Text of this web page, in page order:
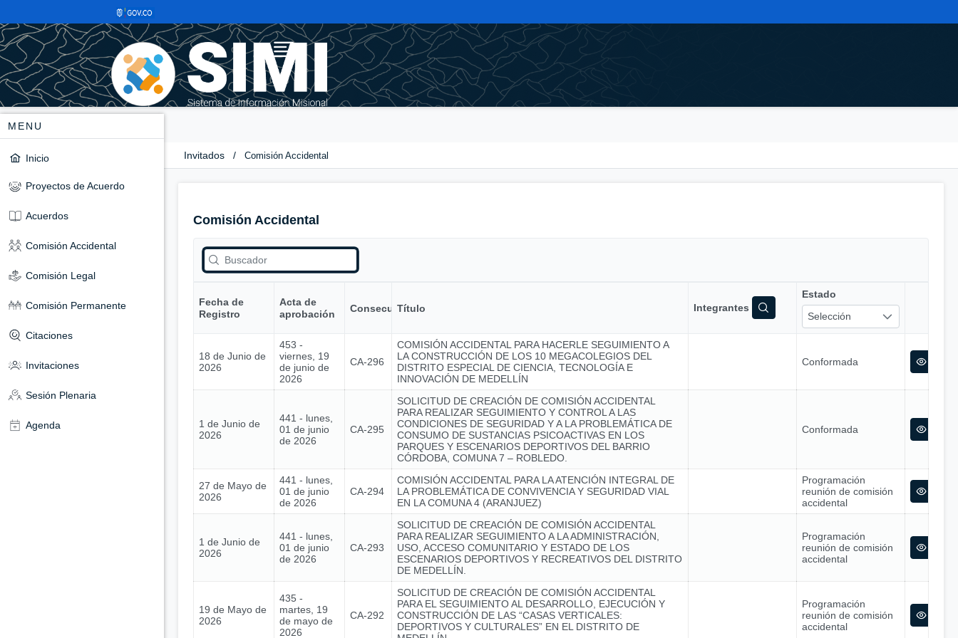
MENU
Inicio
Proyectos de Acuerdo
Acuerdos
Comisión Accidental
Comisión Legal
Comisión Permanente
Citaciones
Invitaciones
Sesión Plenaria
Agenda
Invitados / Comisión Accidental
Comisión Accidental
Fecha de
Registro
Acta de
aprobación
ConsecutivoTítulo Integrantes
Estado
Selección
18 de Junio de
2026
453 -
viernes, 19
de junio de
2026
CA-296
COMISIÓN ACCIDENTAL PARA HACERLE SEGUIMIENTO A
LA CONSTRUCCIÓN DE LOS 10 MEGACOLEGIOS DEL
DISTRITO ESPECIAL DE CIENCIA, TECNOLOGÍA E
INNOVACIÓN DE MEDELLÍN
Conformada
1 de Junio de
2026
441 - lunes,
01 de junio
de 2026
CA-295
SOLICITUD DE CREACIÓN DE COMISIÓN ACCIDENTAL
PARA REALIZAR SEGUIMIENTO Y CONTROL A LAS
CONDICIONES DE SEGURIDAD Y A LA PROBLEMÁTICA DE
CONSUMO DE SUSTANCIAS PSICOACTIVAS EN LOS
PARQUES Y ESCENARIOS DEPORTIVOS DEL BARRIO
CÓRDOBA, COMUNA 7 – ROBLEDO.
Conformada
27 de Mayo de
2026
441 - lunes,
01 de junio
de 2026
CA-294
COMISIÓN ACCIDENTAL PARA LA ATENCIÓN INTEGRAL DE
LA PROBLEMÁTICA DE CONVIVENCIA Y SEGURIDAD VIAL
EN LA COMUNA 4 (ARANJUEZ)
Programación
reunión de comisión
accidental
1 de Junio de
2026
441 - lunes,
01 de junio
de 2026
CA-293
SOLICITUD DE CREACIÓN DE COMISIÓN ACCIDENTAL
PARA REALIZAR SEGUIMIENTO A LA ADMINISTRACIÓN,
USO, ACCESO COMUNITARIO Y ESTADO DE LOS
ESCENARIOS DEPORTIVOS Y RECREATIVOS DEL DISTRITO
DE MEDELLÍN.
Programación
reunión de comisión
accidental
19 de Mayo de
2026
435 -
martes, 19
de mayo de
2026
CA-292
SOLICITUD DE CREACIÓN DE COMISIÓN ACCIDENTAL
PARA EL SEGUIMIENTO AL DESARROLLO, EJECUCIÓN Y
CONSTRUCCIÓN DE LAS “CASAS VERTICALES:
DEPORTIVOS Y CULTURALES” EN EL DISTRITO DE
Programación
reunión de comisión
accidental